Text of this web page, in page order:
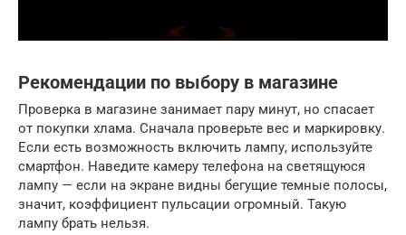
Рекомендации по выбору в магазине
Проверка в магазине занимает пару минут, но спасает
от покупки хлама. Сначала проверьте вес и маркировку.
Если есть возможность включить лампу, используйте
смартфон. Наведите камеру телефона на светящуюся
лампу — если на экране видны бегущие темные полосы,
значит, коэффициент пульсации огромный. Такую
лампу брать нельзя.